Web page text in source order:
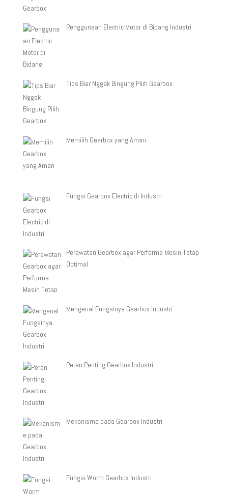
Penggunaan Electric Motor di Bidang Industri
Tips Biar Nggak Bingung Pilih Gearbox
Memilih Gearbox yang Aman
Fungsi Gearbox Electric di Industri
Perawatan Gearbox agar Performa Mesin Tetap
Optimal
Mengenal Fungsinya Gearbox Industri
Peran Penting Gearbox Industri
Mekanisme pada Gearbox Industri
Fungsi Worm Gearbox Industri